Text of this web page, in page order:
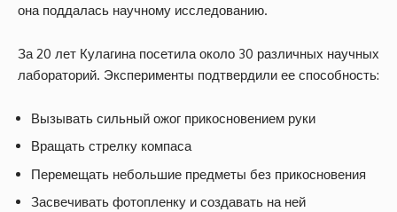
она поддалась научному исследованию.
За 20 лет Кулагина посетила около 30 различных научных
лабораторий. Эксперименты подтвердили ее способность:
Вызывать сильный ожог прикосновением руки
Вращать стрелку компаса
Перемещать небольшие предметы без прикосновения
Засвечивать фотопленку и создавать на ней